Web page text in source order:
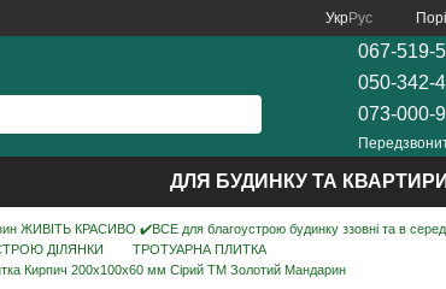
УкрРус
067-519-
050-342-
073-000-
ДЛЯ БУДИНКУ ТА
ЖИВІТЬ КРАСИВО ✔️ВСЕ для благоустрою будинку ззовні та в
ДІЛЯНКИ
ТРОТУАРНА ПЛИТКА
Кирпич 200х100х60 мм Сірий ТМ Золотий Мандарин